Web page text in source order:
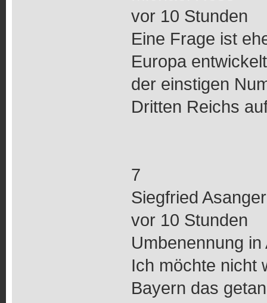
vor 10 Stunden
Eine Frage ist
Europa
der einstigen
Dritten Reichs
7
Siegfried Asanger
vor 10 Stunden
Umbenennung
Ich möchte nicht
Bayern das